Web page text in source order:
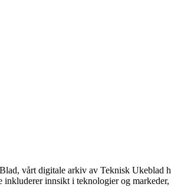
vårt digitale arkiv av Teknisk Ukeblad
innsikt i teknologier og markeder,